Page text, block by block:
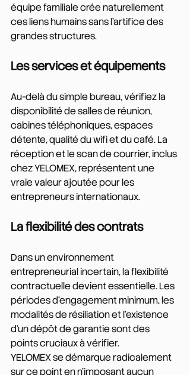
équipe familiale crée naturellement
ces liens humains sans l'artifice des
grandes structures.
Les services et équipements
Au-delà du simple bureau, vérifiez la
disponibilité de salles de réunion,
cabines téléphoniques, espaces
détente, qualité du wifi et du café. La
réception et le scan de courrier, inclus
chez YELOMEX, représentent une
vraie valeur ajoutée pour les
entrepreneurs internationaux.
La flexibilité des contrats
Dans un environnement
entrepreneurial incertain, la flexibilité
contractuelle devient essentielle. Les
périodes d'engagement minimum, les
modalités de résiliation et l'existence
d'un dépôt de garantie sont des
points cruciaux à vérifier.
YELOMEX se démarque radicalement
sur ce point en n'imposant aucun